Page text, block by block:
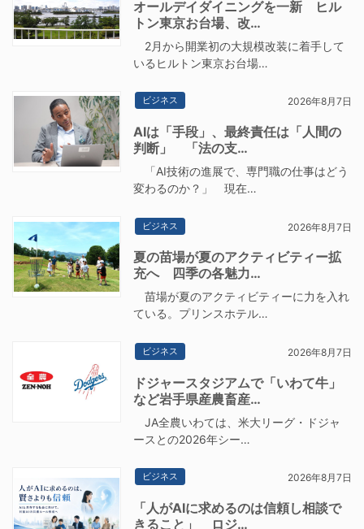
オールデイダイニングを一新 ヒル
トン東京お台場、改…
2月から開業初の大規模改装に着手して
いるヒルトン東京お台場…
ビジネス 2026年8月7日
AIは「手段」、最終責任は「人間の
判断」 「法の支…
「AI技術の進展で、専門職の仕事はどう
変わるのか？」 現在…
ビジネス 2026年8月7日
夏の苗場が夏のアクティビティー拡
充へ 四季の各魅力…
苗場が夏のアクティビティーに力を入れ
ている。プリンスホテル…
ビジネス 2026年8月7日
ドジャースタジアムで「いわて牛」
など岩手県産農畜産…
JA全農いわては、米大リーグ・ドジャ
ースとの2026年シー…
ビジネス 2026年8月7日
「人がAIに求めるのは信頼し相談で
きること」 ロジ…